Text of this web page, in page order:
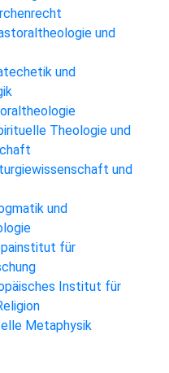
und
und
Theologie und
und
und
für
Institut für
Metaphysik